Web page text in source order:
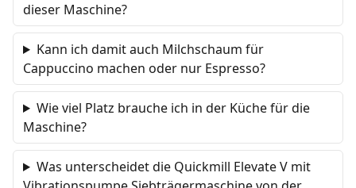
dieser Maschine?
Kann ich damit auch Milchschaum für
Cappuccino machen oder nur Espresso?
Wie viel Platz brauche ich in der Küche für die
Maschine?
Was unterscheidet die Quickmill Elevate V mit